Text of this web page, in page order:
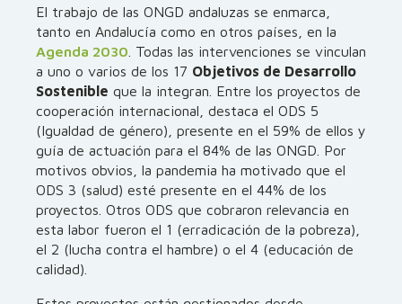
El trabajo de las ONGD andaluzas se enmarca,
tanto en Andalucía como en otros países, en la
Agenda 2030 . Todas las intervenciones se vinculan
a uno o varios de los 17 Objetivos de Desarrollo
Sostenible que la integran. Entre los proyectos de
cooperación internacional, destaca el ODS 5
(Igualdad de género), presente en el 59% de ellos y
guía de actuación para el 84% de las ONGD. Por
motivos obvios, la pandemia ha motivado que el
ODS 3 (salud) esté presente en el 44% de los
proyectos. Otros ODS que cobraron relevancia en
esta labor fueron el 1 (erradicación de la pobreza),
el 2 (lucha contra el hambre) o el 4 (educación de
calidad).